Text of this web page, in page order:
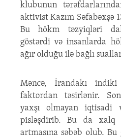
klubunun
aktivist Kazım Səfabəxşə
Bu hökm təzyiqləri
göstərdi və insanlarda
ağır olduğu ilə bağlı
Məncə, İrandakı
faktordan təsirlənir.
yaxşı olmayan iqtisadi
pisləşdirib. Bu da xalq
artmasına səbəb olub.